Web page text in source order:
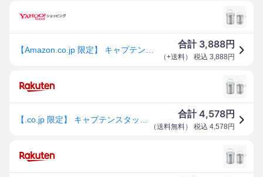
合計 3,888円
（+送料） 税込 3,888 円
合計4,578円
（送料無料） 税込 4,578 円